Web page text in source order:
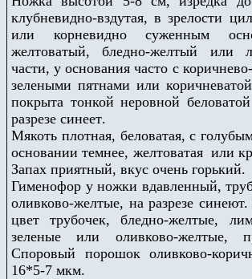
клубневидно-вздутая, в зрелости
или корневидно суженным
желтоватый, бледно-желтый или
части, у основания часто с
зелеными пятнами или
покрыта тонкой неровной
разрезе синеет.
Мякоть плотная, беловатая, с
основании темнее, желтоватая или
Запах приятный, вкус очень горький.
Гименофор у ножки вдавленный,
оливково-желтые, на разрезе
цвет трубочек, бледно-желтые,
зеленые или оливково-желтые,
Споровый порошок оливково-
16*5-7 мкм.